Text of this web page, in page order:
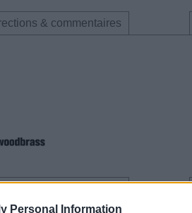
Personal Information
& commentaires